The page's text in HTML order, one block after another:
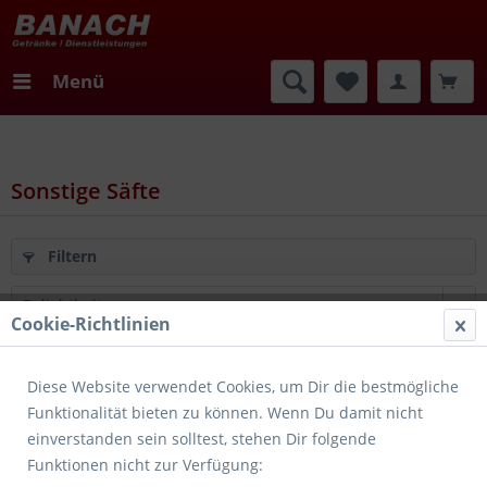
Menü
Sonstige Säfte
Filtern
Merken
Cookie-Richtlinien
Diese Website verwendet Cookies, um Dir die bestmögliche
Funktionalität bieten zu können. Wenn Du damit nicht
einverstanden sein solltest, stehen Dir folgende
Funktionen nicht zur Verfügung: